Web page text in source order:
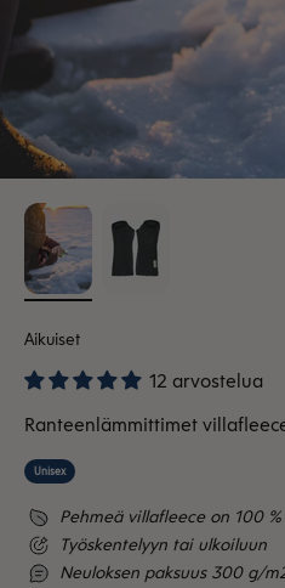
Aikuiset
12 arvostelua
Ranteenlämmittimet
Unisex
Pehmeä villafleece on 100
Työskentelyyn tai ulkoiluun
Neuloksen paksuus 300 g/